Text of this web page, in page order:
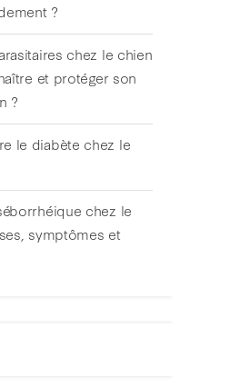
?
chez le chien
et protéger son
?
le diabète chez le
chez le
symptômes et